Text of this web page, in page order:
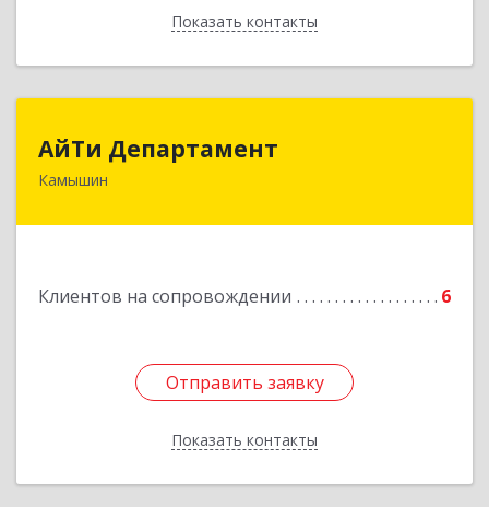
Показать контакты
Назад
АйТи Департамент
Камышин
Клиентов на сопровождении 6
Отправить заявку
Показать контакты
Отправить заявку
Назад